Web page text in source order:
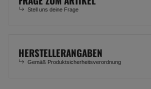
Stell uns deine Frage
HERSTELLERANGABEN
Gemäß Produktsicherheitsverordnung